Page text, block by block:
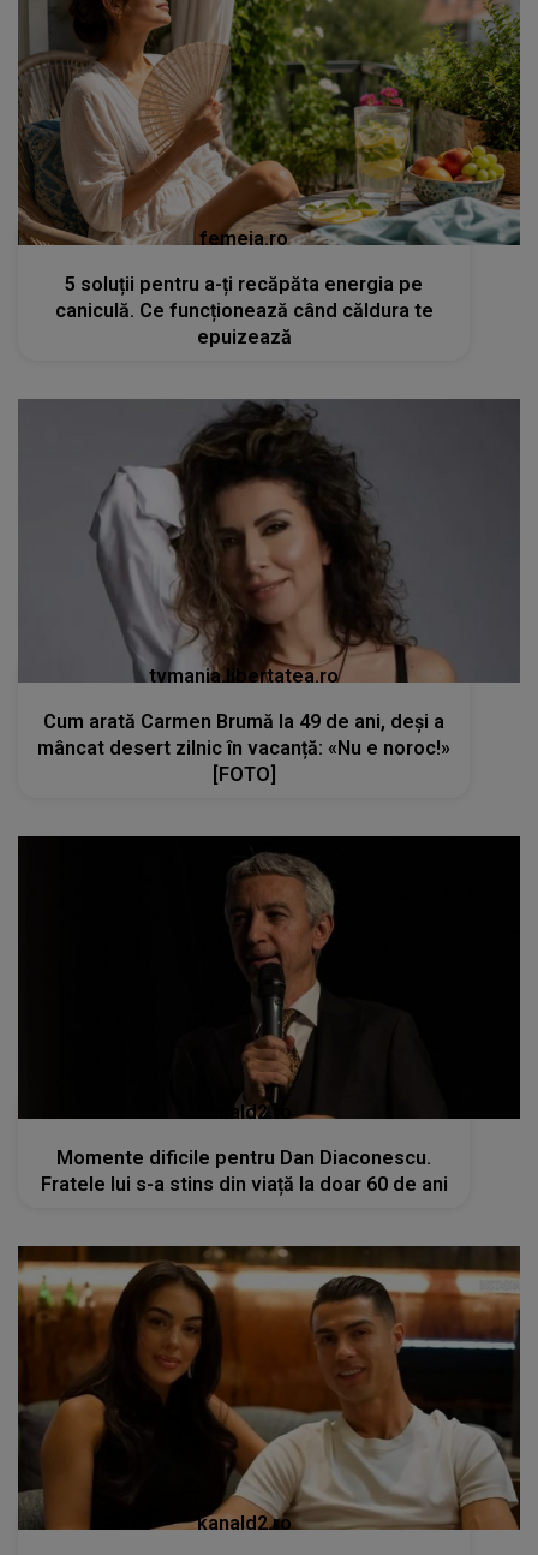
femeia.ro
5 soluții pentru a-ți recăpăta energia pe
caniculă. Ce funcționează când căldura te
epuizează
tvmania.libertatea.ro
Cum arată Carmen Brumă la 49 de ani, deși a
mâncat desert zilnic în vacanță: «Nu e noroc!»
[FOTO]
kanald2.ro
Momente dificile pentru Dan Diaconescu.
Fratele lui s-a stins din viață la doar 60 de ani
kanald2.ro